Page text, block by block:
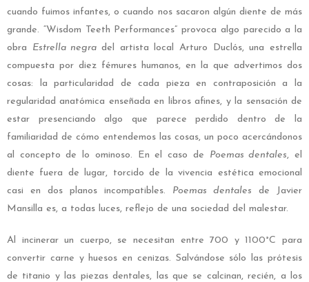
cuando fuimos infantes, o cuando nos sacaron algún diente de más
grande. “Wisdom Teeth Performances” provoca algo parecido a la
obra Estrella negradel artista local Arturo Duclós, una estrella
compuesta por diez fémures humanos, en la que advertimos dos
cosas: la particularidad de cada pieza en contraposición a la
regularidad anatómica enseñada en libros afines, y la sensación de
estar presenciando algo que parece perdido dentro de la
familiaridad de cómo entendemos las cosas, un poco acercándonos
al concepto de lo ominoso. En el caso de Poemas dentales, el
diente fuera de lugar, torcido de la vivencia estética emocional
casi en dos planos incompatibles. Poemas dentales de Javier
Mansilla es, a todas luces, reflejo de una sociedad del malestar.
Al incinerar un cuerpo, se necesitan entre 700 y 1100°C para
convertir carne y huesos en cenizas. Salvándose sólo las prótesis
de titanio y las piezas dentales, las que se calcinan, recién, a los